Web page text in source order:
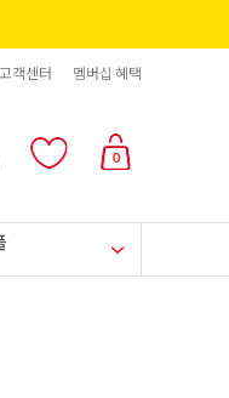
고객센터 멤버십 혜택
0